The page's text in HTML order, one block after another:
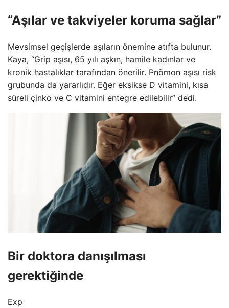
“Aşılar ve takviyeler koruma sağlar”
Mevsimsel geçişlerde aşıların önemine atıfta bulunur.
Kaya, “Grip aşısı, 65 yılı aşkın, hamile kadınlar ve
kronik hastalıklar tarafından önerilir. Pnömon aşısı risk
grubunda da yararlıdır. Eğer eksikse D vitamini, kısa
süreli çinko ve C vitamini entegre edilebilir” dedi.
Bir doktora danışılması
gerektiğinde
Exp